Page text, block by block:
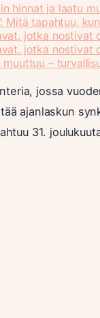
hinnat ja laatu
Mitä tapahtuu,
jotka nostivat
jotka nostivat
–
jossa
ajanlaskun
31.